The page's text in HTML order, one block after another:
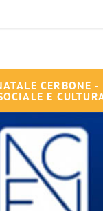
CERBONE -
E